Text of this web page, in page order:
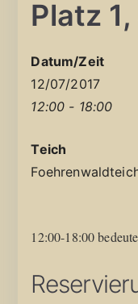
Platz
Datum/Zeit
12/07/2017
12:00 - 18:00
Teich
12:00-18:00